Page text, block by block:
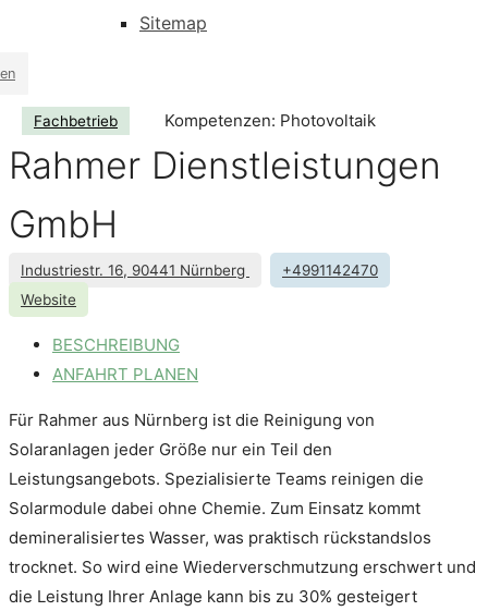
Sitemap
Fachbetrieb Kompetenzen: Photovoltaik
Rahmer Dienstleistungen
GmbH
Industriestr. 16, 90441 Nürnberg
+4991142470
Website
BESCHREIBUNG
ANFAHRT PLANEN
Für Rahmer aus Nürnberg ist die Reinigung von
Solaranlagen jeder Größe nur ein Teil den
Leistungsangebots. Spezialisierte Teams reinigen die
Solarmodule dabei ohne Chemie. Zum Einsatz kommt
demineralisiertes Wasser, was praktisch rückstandslos
trocknet. So wird eine Wiederverschmutzung erschwert und
die Leistung Ihrer Anlage kann bis zu 30% gesteigert